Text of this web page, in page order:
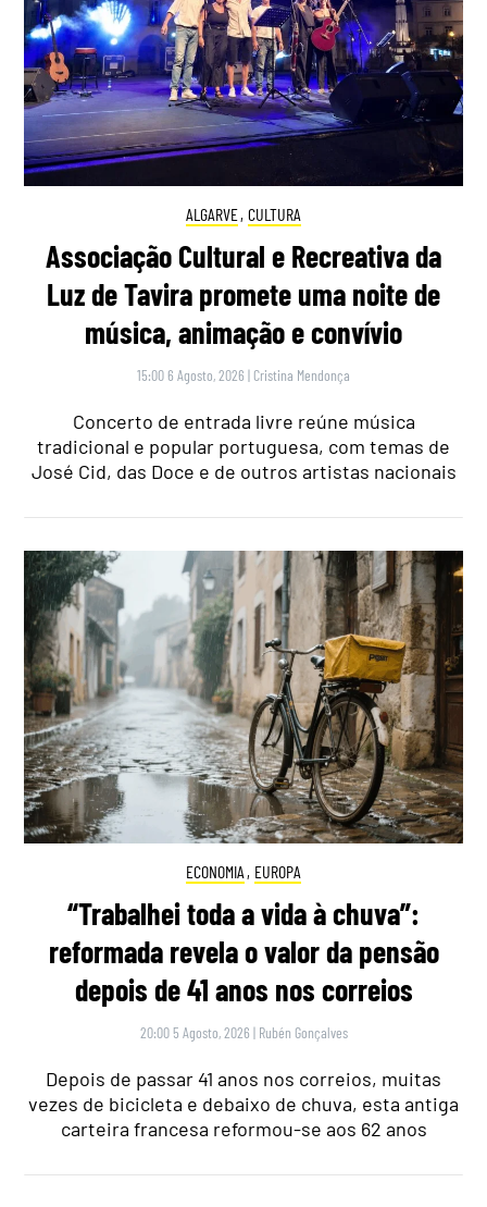
ALGARVE, CULTURA
Associação Cultural e Recreativa da
Luz de Tavira promete uma noite de
música, animação e convívio
15:00 6 Agosto, 2026 | Cristina Mendonça
Concerto de entrada livre reúne música
tradicional e popular portuguesa, com temas de
José Cid, das Doce e de outros artistas nacionais
ECONOMIA , EUROPA
“Trabalhei toda a vida à chuva”:
reformada revela o valor da pensão
depois de 41 anos nos correios
20:00 5 Agosto, 2026 | Rubén Gonçalves
Depois de passar 41 anos nos correios, muitas
vezes de bicicleta e debaixo de chuva, esta antiga
carteira francesa reformou-se aos 62 anos